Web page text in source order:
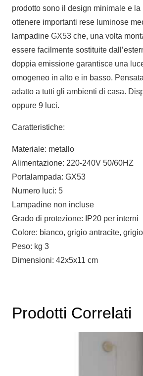
prodotto sono il design minimale e
ottenere importanti rese luminose
lampadine GX53 che, una volta
essere facilmente sostituite
doppia emissione garantisce una
omogeneo in alto e in basso.
adatto a tutti gli ambienti di casa.
oppure 9 luci.
Caratteristiche:
Materiale: metallo
Alimentazione: 220-240V 50/60HZ
Portalampada: GX53
Numero luci: 5
Lampadine non incluse
Grado di protezione: IP20 per interni
Colore: bianco, grigio antracite,
Peso: kg 3
Dimensioni: 42x5x11 cm
Prodotti Correlati